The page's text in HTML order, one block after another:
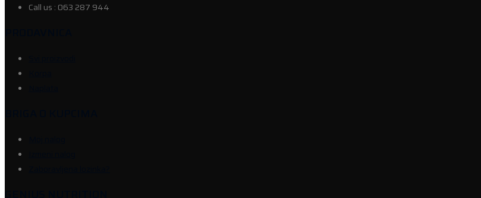
Call us : 063 287 944